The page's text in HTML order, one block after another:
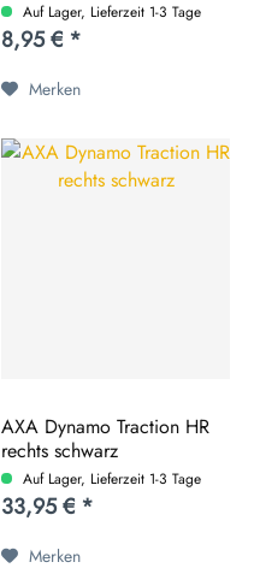
Auf Lager, Lieferzeit 1-3 Tage
8,95 € *
Merken
AXA Dynamo Traction HR
rechts schwarz
Auf Lager, Lieferzeit 1-3 Tage
33,95 € *
Merken